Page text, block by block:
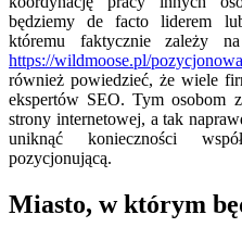
będziemy de facto liderem
któremu faktycznie zależy
https://wildmoose.pl/
również powiedzieć, że wiele
ekspertów SEO. Tym osobom
strony internetowej, a tak
uniknąć konieczności
pozycjonującą.
Miasto, w którym